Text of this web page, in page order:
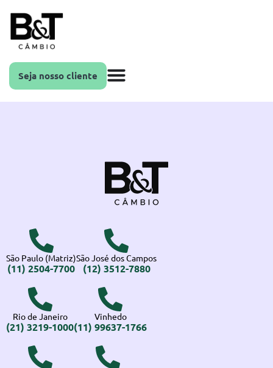
Seja nosso cliente
São Paulo (Matriz)
(11) 2504-7700
São José dos Campos
(12) 3512-7880
Rio de Janeiro
(21) 3219-1000
Vinhedo
(11) 99637-1766